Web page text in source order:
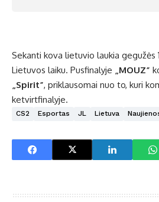
Sekanti kova lietuvio laukia gegužės
Lietuvos laiku. Pusfinalyje „MOUZ”
„Spirit”, priklausomai nuo to, kuri
ketvirtfinalyje.
CS2 Esportas JL Lietuva